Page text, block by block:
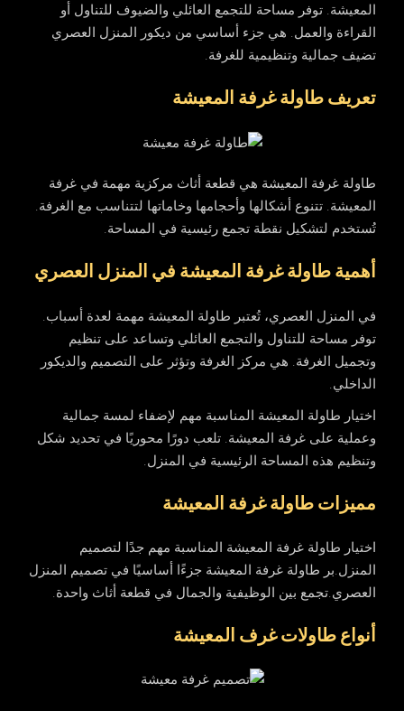
المعيشة. توفر مساحة للتجمع العائلي والضيوف للتناول أو
القراءة والعمل. هي جزء أساسي من ديكور المنزل العصري
تضيف جمالية وتنظيمية للغرفة.
تعريف طاولة غرفة المعيشة
طاولة غرفة المعيشة هي قطعة أثاث مركزية مهمة في غرفة
المعيشة. تتنوع أشكالها وأحجامها وخاماتها لتتناسب مع الغرفة.
تُستخدم لتشكيل نقطة تجمع رئيسية في المساحة.
أهمية طاولة غرفة المعيشة في المنزل العصري
في المنزل العصري، تُعتبر طاولة المعيشة مهمة لعدة أسباب.
توفر مساحة للتناول والتجمع العائلي وتساعد على تنظيم
وتجميل الغرفة. هي مركز الغرفة وتؤثر على التصميم والديكور
الداخلي.
اختيار طاولة المعيشة المناسبة مهم لإضفاء لمسة جمالية
وعملية على غرفة المعيشة. تلعب دورًا محوريًا في تحديد شكل
وتنظيم هذه المساحة الرئيسية في المنزل.
مميزات طاولة غرفة المعيشة
اختيار طاولة غرفة المعيشة المناسبة مهم جدًا لتصميم
المنزل.بر طاولة غرفة المعيشة جزءًا أساسيًا في تصميم المنزل
العصري.تجمع بين الوظيفية والجمال في قطعة أثاث واحدة.
أنواع طاولات غرف المعيشة